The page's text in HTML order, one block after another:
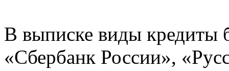
В выписке виды кредиты
«Сбербанк России»,